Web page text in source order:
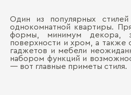
Один из популярных стилей
однокомнатной квартиры.
формы, минимум декора,
поверхности и хром, а также
гаджетов и мебели
набором функций и
― вот главные приметы стиля.